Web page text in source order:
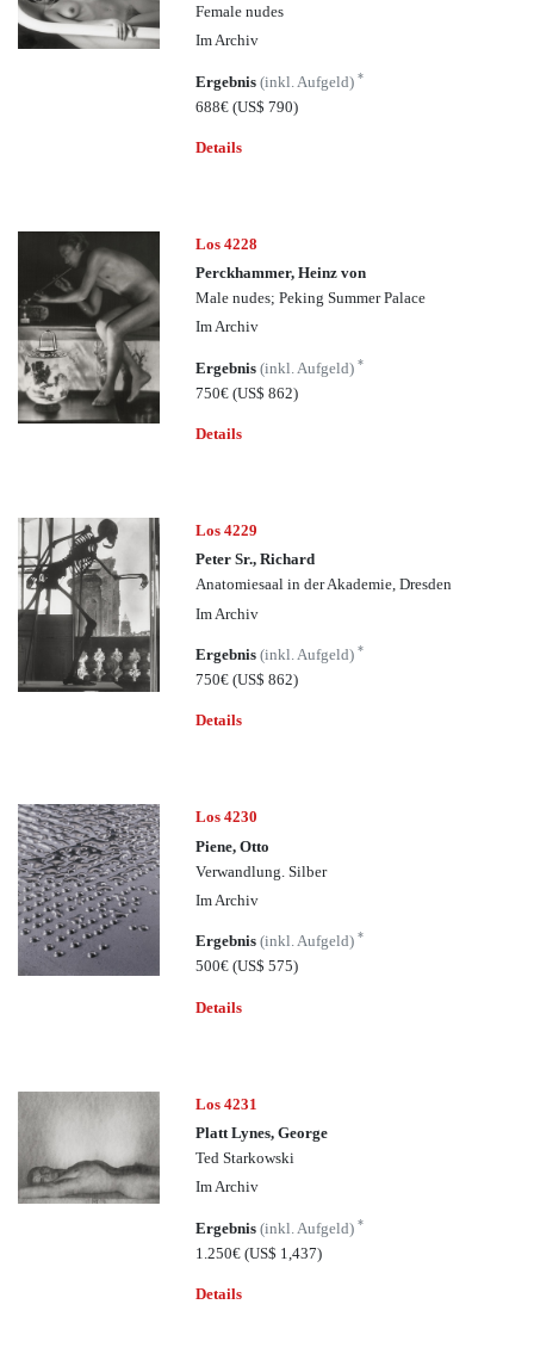
Female nudes
Im Archiv
Ergebnis(inkl. Aufgeld)*
688€(US$ 790)
Details
Los 4228
Perckhammer, Heinz von
Male nudes; Peking Summer Palace
Im Archiv
Ergebnis(inkl. Aufgeld)*
750€(US$ 862)
Details
Los 4229
Peter Sr., Richard
Anatomiesaal in der Akademie, Dresden
Im Archiv
Ergebnis(inkl. Aufgeld)*
750€(US$ 862)
Details
Los 4230
Piene, Otto
Verwandlung. Silber
Im Archiv
Ergebnis(inkl. Aufgeld)*
500€(US$ 575)
Details
Los 4231
Platt Lynes, George
Ted Starkowski
Im Archiv
Ergebnis(inkl. Aufgeld)*
1.250€(US$ 1,437)
Details